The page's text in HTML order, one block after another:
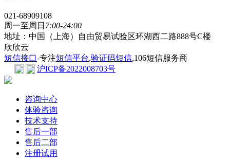
021-68909108
周一至周日 7:00-24:00
地址：中国（上海）自由贸易试验区环湖西二路888号C楼
欣欣云
短信接口-专注短信平台,验证码短信,106短信服务商
沪ICP备2022008703号
咨询中心
体验咨询
技术支持
售后一部
售后二部
注册试用